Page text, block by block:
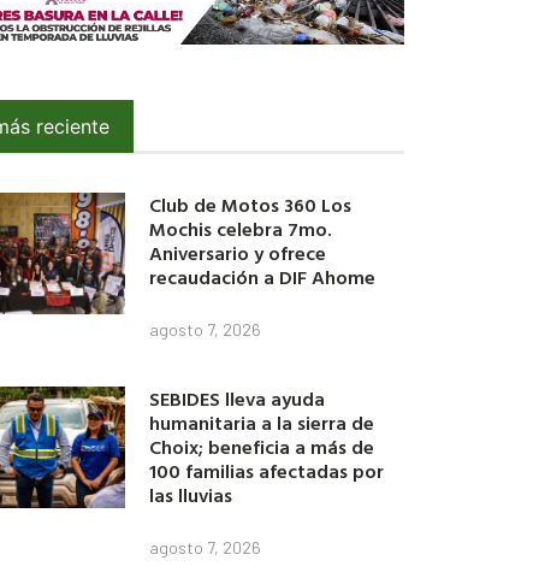
reciente
Club de Motos 360 Los
Mochis celebra 7mo.
Aniversario y ofrece
recaudación a DIF Ahome
agosto 7, 2026
SEBIDES lleva ayuda
humanitaria a la sierra de
Choix; beneficia a más de
100 familias afectadas por
las lluvias
agosto 7, 2026